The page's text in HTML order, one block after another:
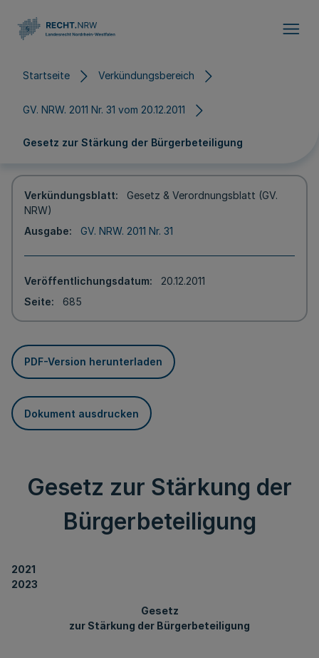
Startseite Verkündungsbereich
GV. NRW. 2011 Nr. 31 vom 20.12.2011
Gesetz zur Stärkung der Bürgerbeteiligung
Verkündungsblatt
Gesetz & Verordnungsblatt (GV.
NRW)
Ausgabe
GV. NRW. 2011 Nr. 31
Veröffentlichungsdatum
20.12.2011
Seite
685
PDF-Version herunterladen
Dokument ausdrucken
Gesetz zur Stärkung der
Bürgerbeteiligung
2021
2023
Gesetz
zur Stärkung der Bürgerbeteiligung